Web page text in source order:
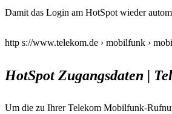
Damit das Login am HotSpot wieder
http s://www.telekom.de › mobilfunk ›
HotSpot Zugangsdaten |
Um die zu Ihrer Telekom Mobilfunk-